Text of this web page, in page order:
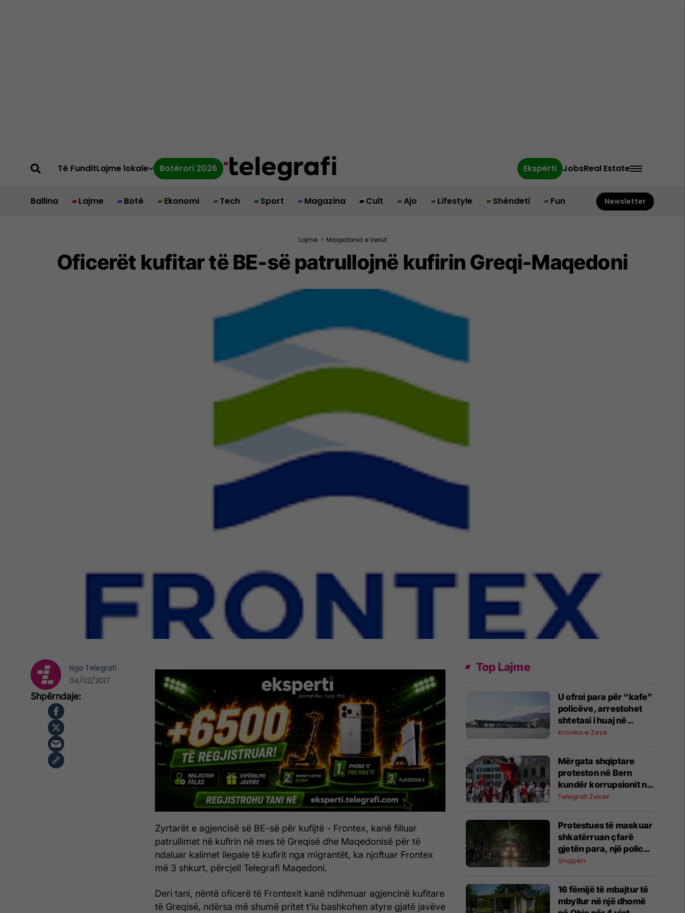
Të FunditLajme lokale Botërori 2026 Eksperti JobsReal Estate
Ballina Lajme Botë Ekonomi Tech Sport Magazina Cult Ajo Lifestyle Shëndeti Fun Newsletter
Lajme > Maqedonia e Veriut
Oficerët kufitar të BE-së patrullojnë kufirin Greqi-Maqedoni
Zyrtarët e agjencisë së BE-së për kufijtë - Frontex, kanë filluar
patrullimet në kufirin në mes të Greqisë dhe Maqedonisë për të
ndaluar kalimet ilegale të kufirit nga migrantët, ka njoftuar Frontex
më 3 shkurt, përcjell Telegrafi Maqedoni.
Deri tani, nëntë oficerë të Frontexit kanë ndihmuar agjencinë kufitare
të Greqisë, ndërsa më shumë pritet t’iu bashkohen atyre gjatë javëve
Nga Telegrafi
04/02/2017
Top Lajme
U ofroi para për “kafe”
policëve, arrestohet
shtetasi i huaj në
Vërmicë
Kronika e Zezë
Mërgata shqiptare
proteston në Bern
kundër korrupsionit në
Shqipëri dhe në
“Revolucionit të
flamingove”
Telegrafi Zvicer
Protestues të maskuar
shkatërruan çfarë
gjetën para, një police
mbeti e lënduar - çfarë
në komisariatin numër
3
Shqipëri
16 fëmijë të mbajtur të
mbyllur në një dhomë